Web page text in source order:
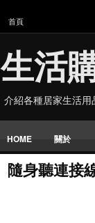
首頁
生活
介紹各種居家生活用
HOME 關於
隨身聽連接